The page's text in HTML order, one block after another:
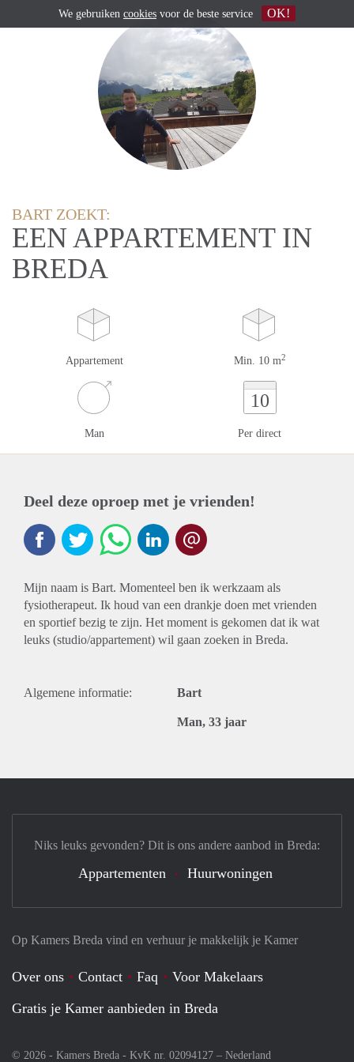
BART ZOEKT:
EEN APPARTEMENT IN
BREDA
Appartement Min. 10 m2
Man
10
Per direct
Deel deze oproep met je vrienden!
Mijn naam is Bart. Momenteel ben ik werkzaam als
fysiotherapeut. Ik houd van een drankje doen met vrienden
en sportief bezig te zijn. Het moment is gekomen dat ik wat
leuks (studio/appartement) wil gaan zoeken in Breda.
Algemene informatie: Bart
Man, 33 jaar
Op Kamers Breda vind en verhuur je makkelijk je Kamer
Over ons Contact Faq
Voor Makelaars
Gratis je Kamer aanbieden in Breda
© 2026 - Kamers Breda - KvK nr. 02094127 – Nederland
Niks leuks gevonden? Dit is ons andere aanbod in Breda:
Appartementen Huurwoningen
We gebruiken cookies voor de beste service OK!